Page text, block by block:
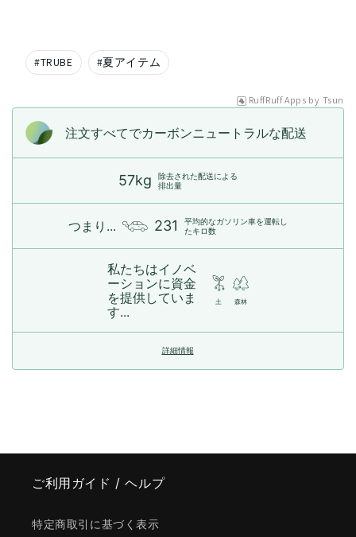
#TRUBE #夏アイテム
RuffRuff Apps by Tsun
注文すべてでカーボンニュートラルな配送
57kg
除去された配送による
排出量
つまり... 231
平均的なガソリン車を運転し
たキロ数
私たちはイノベ
ーションに資金
を提供していま
す...
土 森林
詳細情報
ご利用ガイド / ヘルプ
特定商取引に基づく表示